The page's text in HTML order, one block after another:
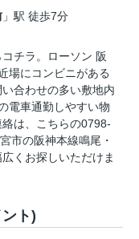
」駅 徒歩7分
チラ。ローソン 阪
場にコンビニがある
合わせの多い敷地内
電車通勤しやすい物
は、こちらの0798-
市の阪神本線鳴尾・
くお探しいただけま
ト)